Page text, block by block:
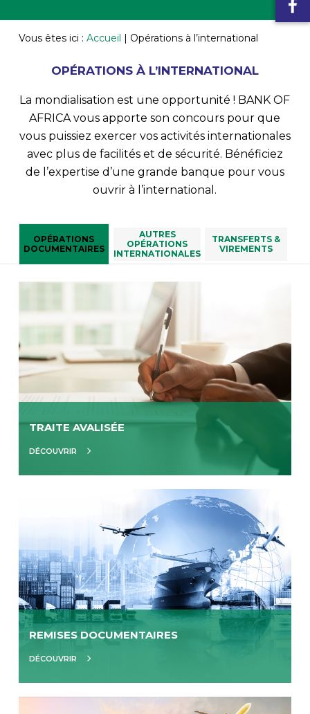
Vous êtes ici : Accueil | Opérations à l’international
OPÉRATIONS À L’INTERNATIONAL
La mondialisation est une opportunité ! BANK OF
AFRICA vous apporte son concours pour que
vous puissiez exercer vos activités internationales
avec plus de facilités et de sécurité. Bénéficiez
de l’expertise d’une grande banque pour vous
ouvrir à l’international.
OPÉRATIONS
DOCUMENTAIRES
AUTRES
OPÉRATIONS
INTERNATIONALES
TRANSFERTS &
VIREMENTS
TRAITE AVALISÉE
DÉCOUVRIR
REMISES DOCUMENTAIRES
DÉCOUVRIR